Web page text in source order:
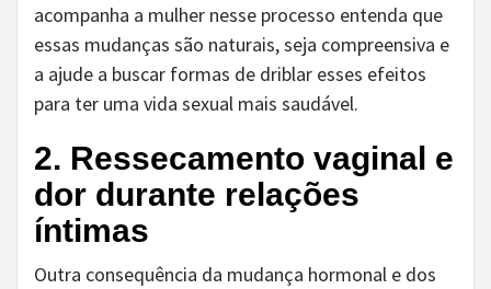
acompanha a mulher nesse processo entenda que
essas mudanças são naturais, seja compreensiva e
a ajude a buscar formas de driblar esses efeitos
para ter uma vida sexual mais saudável.
2. Ressecamento vaginal e
dor durante relações
íntimas
Outra consequência da mudança hormonal e dos